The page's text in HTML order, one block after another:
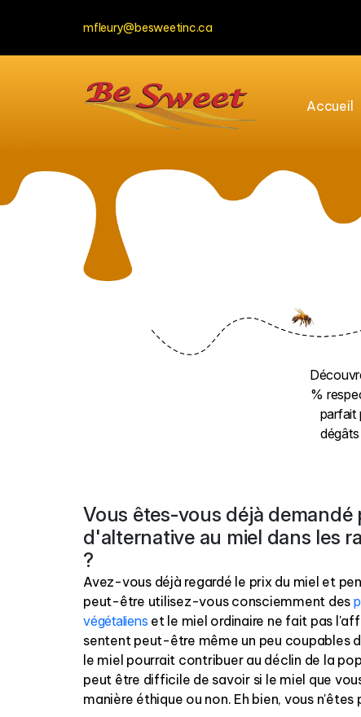
mfleury@besweetinc.ca
Accueil
%
parfait
Vous êtes-vous déjà demandé
d'alternative au miel dans les
?
Avez-vous déjà regardé le prix du miel et
peut-être utilisez-vous consciemment des
végétaliens et le miel ordinaire ne fait pas
sentent peut-être même un peu coupables
le miel pourrait contribuer au déclin de la
peut être difficile de savoir si le miel que
manière éthique ou non. Eh bien, vous n'êtes